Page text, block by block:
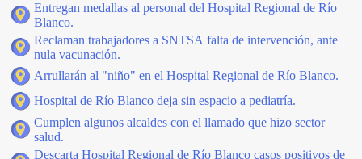
Entregan medallas al personal del Hospital Regional de Río
Blanco.
Reclaman trabajadores a SNTSA falta de intervención, ante
nula vacunación.
Arrullarán al "niño" en el Hospital Regional de Río Blanco.
Hospital de Río Blanco deja sin espacio a pediatría.
Cumplen algunos alcaldes con el llamado que hizo sector
salud.
Descarta Hospital Regional de Río Blanco casos positivos de